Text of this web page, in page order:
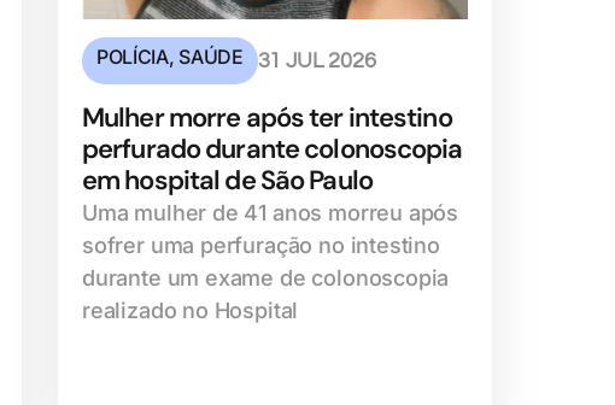
POLÍCIA, SAÚDE 31 JUL 2026
Mulher morre após ter intestino
perfurado durante colonoscopia
em hospital de São Paulo
Uma mulher de 41 anos morreu após
sofrer uma perfuração no intestino
durante um exame de colonoscopia
realizado no Hospital